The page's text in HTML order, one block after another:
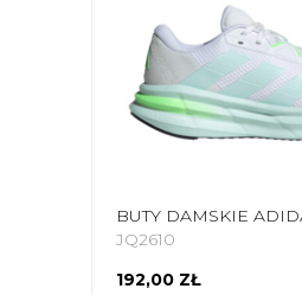
JQ2610
192,00 ZŁ